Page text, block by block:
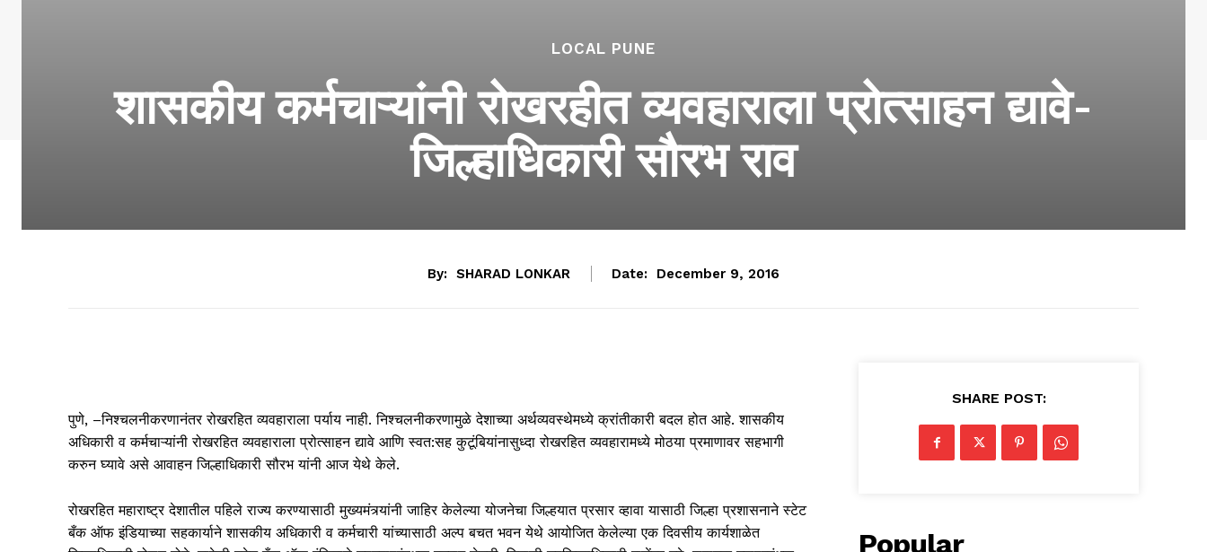
LOCAL PUNE
शासकीय कर्मचाऱ्यांनी रोखरहीत व्यवहाराला प्रोत्साहन द्यावे-
जिल्हाधिकारी सौरभ राव
By: SHARAD LONKAR Date: December 9, 2016
पुणे, –निश्चलनीकरणानंतर रोखरहित व्यवहाराला पर्याय नाही. निश्चलनीकरणामुळे देशाच्या अर्थव्यवस्थेमध्ये क्रांतीकारी बदल होत आहे. शासकीय
अधिकारी व कर्मचाऱ्यांनी रोखरहित व्यवहाराला प्रोत्साहन द्यावे आणि स्वत:सह कुटूंबियांनासुध्दा रोखरहित व्यवहारामध्ये मोठया प्रमाणावर सहभागी
करुन घ्यावे असे आवाहन जिल्हाधिकारी सौरभ यांनी आज येथे केले.
रोखरहित महाराष्ट्र देशातील पहिले राज्य करण्यासाठी मुख्यमंत्र्यांनी जाहिर केलेल्या योजनेचा जिल्हयात प्रसार व्हावा यासाठी जिल्हा प्रशासनाने स्टेट
बँक ऑफ इंडियाच्या सहकार्याने शासकीय अधिकारी व कर्मचारी यांच्यासाठी अल्प बचत भवन येथे आयोजित केलेल्या एक दिवसीय कार्यशाळेत
SHARE POST:
Popular